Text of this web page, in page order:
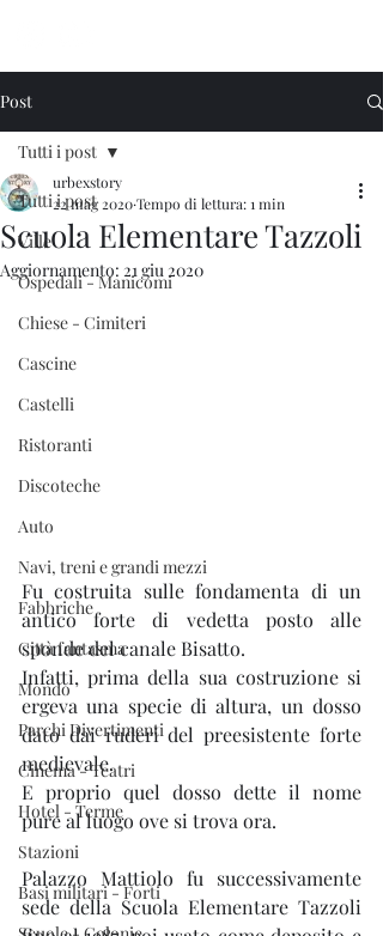
Post
Tutti i post
Ville
Ospedali - Manicomi
Chiese - Cimiteri
Cascine
Castelli
Ristoranti
Discoteche
Auto
Navi, treni e grandi mezzi
Fabbriche
Città fantasma
Mondo
Parchi Divertimenti
Cinema - Teatri
Hotel - Terme
Stazioni
Basi militari - Forti
Tutti i post
Scuola Elementare Tazzoli
urbexstory
22 mag 2020Tempo di lettura: 1 min
Aggiornamento: 21 giu 2020
Fu costruita sulle fondamenta di un
antico forte di vedetta posto alle
sponde del canale Bisatto.
Infatti, prima della sua costruzione si
ergeva una specie di altura, un dosso
dato dai ruderi del preesistente forte
medievale.
E proprio quel dosso dette il nome
pure al luogo ove si trova ora.
Palazzo Mattiolo fu successivamente
sede della Scuola Elementare Tazzoli